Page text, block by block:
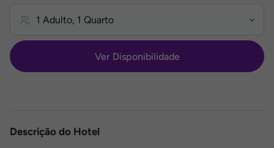
Ver Disponibilidade
Descrição do Hotel